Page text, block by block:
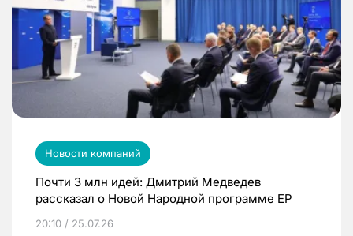
Новости компаний
Почти 3 млн идей: Дмитрий Медведев
рассказал о Новой Народной программе ЕР
20:10 / 25.07.26